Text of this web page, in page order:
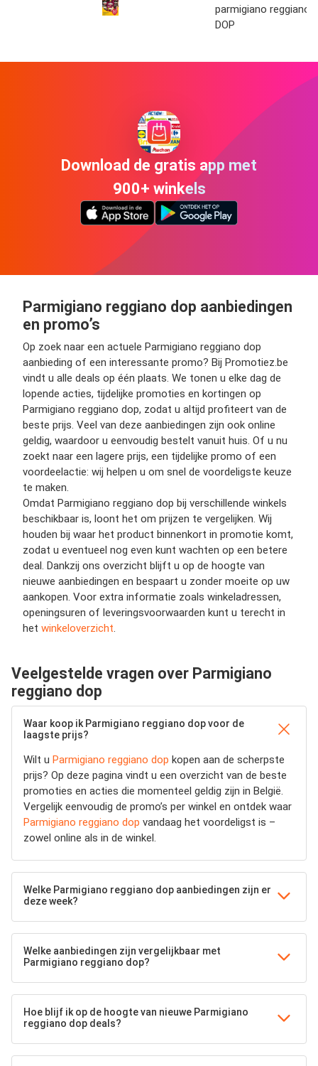
parmigiano reggiano
DOP
Download de gratis app met
900+ winkels
Parmigiano reggiano dop aanbiedingen
en promo’s
Op zoek naar een actuele Parmigiano reggiano dop
aanbieding of een interessante promo? Bij Promotiez.be
vindt u alle deals op één plaats. We tonen u elke dag de
lopende acties, tijdelijke promoties en kortingen op
Parmigiano reggiano dop, zodat u altijd profiteert van de
beste prijs. Veel van deze aanbiedingen zijn ook online
geldig, waardoor u eenvoudig bestelt vanuit huis. Of u nu
zoekt naar een lagere prijs, een tijdelijke promo of een
voordeelactie: wij helpen u om snel de voordeligste keuze
te maken.
Omdat Parmigiano reggiano dop bij verschillende winkels
beschikbaar is, loont het om prijzen te vergelijken. Wij
houden bij waar het product binnenkort in promotie komt,
zodat u eventueel nog even kunt wachten op een betere
deal. Dankzij ons overzicht blijft u op de hoogte van
nieuwe aanbiedingen en bespaart u zonder moeite op uw
aankopen. Voor extra informatie zoals winkeladressen,
openingsuren of leveringsvoorwaarden kunt u terecht in
het winkeloverzicht
Veelgestelde vragen over Parmigiano
reggiano dop
Waar koop ik Parmigiano reggiano dop voor de
laagste prijs?
Wilt u Parmigiano reggiano dop kopen aan de scherpste
prijs? Op deze pagina vindt u een overzicht van de beste
promoties en acties die momenteel geldig zijn in België.
Vergelijk eenvoudig de promo’s per winkel en ontdek waar
Parmigiano reggiano dop vandaag het voordeligst is –
zowel online als in de winkel.
Welke Parmigiano reggiano dop aanbiedingen zijn er
deze week?
Welke aanbiedingen zijn vergelijkbaar met
Parmigiano reggiano dop?
Hoe blijf ik op de hoogte van nieuwe Parmigiano
reggiano dop deals?